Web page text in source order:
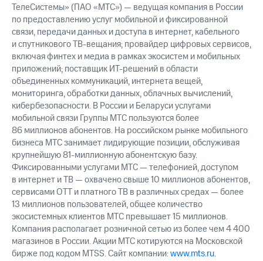
Реквизиты
Контакты
развитие
деловая этика
На главную
ТелеСистемы» (ПАО «МТС») — ведущая компания в России
по предоставлению услуг мобильной и фиксированной
связи, передачи данных и доступа в интернет, кабельного
и спутникового ТВ-вещания; провайдер цифровых сервисов,
включая финтех и медиа в рамках экосистем и мобильных
приложений; поставщик ИТ-решений в области
объединенных коммуникаций, интернета вещей,
мониторинга, обработки данных, облачных вычислений,
кибербезопасности. В России и Беларуси услугами
мобильной связи Группы МТС пользуются более
86 миллионов абонентов. На российском рынке мобильного
бизнеса МТС занимает лидирующие позиции, обслуживая
крупнейшую 81-миллионную абонентскую базу.
Фиксированными услугами МТС — телефонией, доступом
в интернет и ТВ — охвачено свыше 10 миллионов абонентов,
сервисами OTT и платного ТВ в различных средах — более
13 миллионов пользователей, общее количество
экосистемных клиентов МТС превышает 15 миллионов.
Компания располагает розничной сетью из более чем 4 400
магазинов в России. Акции МТС котируются на Московской
бирже под кодом MTSS. Сайт компании:www.mts.ru.